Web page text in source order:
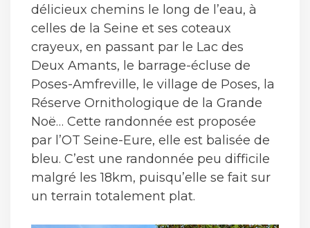
délicieux chemins le long de l’eau, à
celles de la Seine et ses coteaux
crayeux, en passant par le Lac des
Deux Amants, le barrage-écluse de
Poses-Amfreville, le village de Poses, la
Réserve Ornithologique de la Grande
Noë… Cette randonnée est proposée
par l’OT Seine-Eure, elle est balisée de
bleu. C’est une randonnée peu difficile
malgré les 18km, puisqu’elle se fait sur
un terrain totalement plat.